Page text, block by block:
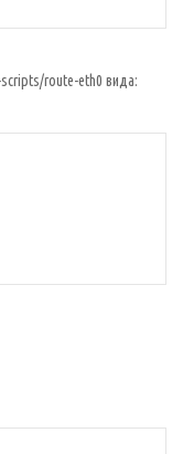
route-eth0 вида: